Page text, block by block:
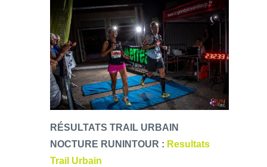
RÉSULTATS TRAIL URBAIN
NOCTURE RUNINTOUR : Resultats
Trail Urbain